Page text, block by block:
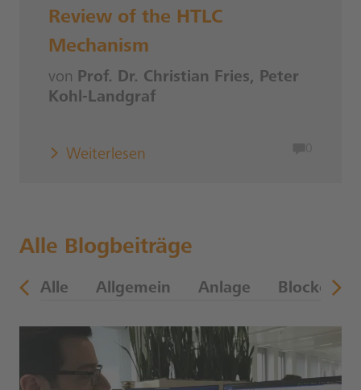
Review of the HTLC
Mechanism
von Prof. Dr. Christian Fries, Peter
Kohl-Landgraf
Weiterlesen
Alle Blogbeiträge
Alle Allgemein Anlage